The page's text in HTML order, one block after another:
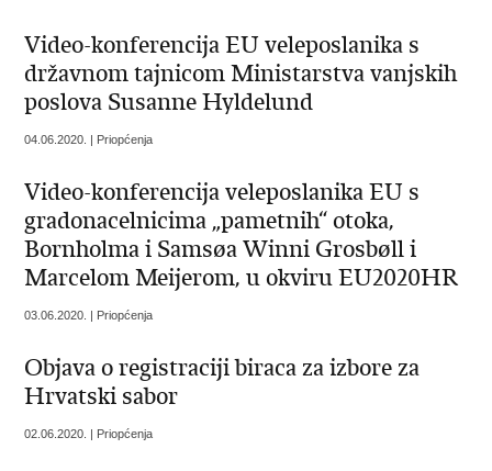
Video-konferencija EU veleposlanika s
državnom tajnicom Ministarstva vanjskih
poslova Susanne Hyldelund
04.06.2020. | Priopćenja
Video-konferencija veleposlanika EU s
gradonacelnicima „pametnih“ otoka,
Bornholma i Samsøa Winni Grosbøll i
Marcelom Meijerom, u okviru EU2020HR
03.06.2020. | Priopćenja
Objava o registraciji biraca za izbore za
Hrvatski sabor
02.06.2020. | Priopćenja